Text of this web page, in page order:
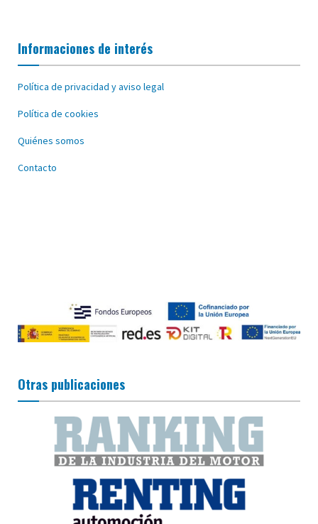
Informaciones de interés
Política de privacidad y aviso legal
Política de cookies
Quiénes somos
Contacto
Otras publicaciones